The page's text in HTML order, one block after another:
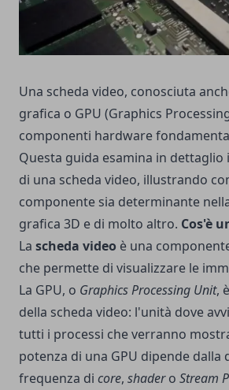
Una scheda video, conosciuta
grafica o GPU (Graphics
componenti hardware
Questa guida esamina in
di una scheda video, illustrando
componente sia determinante
grafica 3D e di molto altro. Cos'è
La scheda video è una
che permette di visualizzare le
La GPU, o Graphics Processing Unit,
della scheda video: l'unità dove
tutti i processi che verranno
potenza di una GPU dipende dalla
frequenza di core, shadero Stream